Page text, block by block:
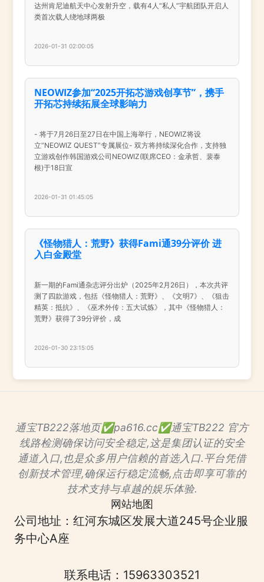
达州肯尼迪航天中心发射升空，载有4人“私人”宇航团队开启人
类首次载人绕地球两极
2026-01-31 02:00:05
NEOWIZ参加“2025开拓芯游戏创享节”，携手
开拓芯持续拓展全球影响力
- 将于7月26日至27日在中国上海举行，NEOWIZ将设
立“NEOWIZ QUEST”专属展位- 双方将持续深化合作，支持独
立游戏创作韩国游戏公司NEOWIZ(联席CEO：金承哲、裴泰
根)于18日宣
2026-01-31 01:45:05
《怪物猎人：荒野》获得Fami通39分评价 进
入白金殿堂
新一期的Fami通杂志评分出炉（2025年2月26日），本次共评
测了四款游戏，包括《怪物猎人：荒野》、《文明7》、《狙击
精英：抵抗》、《巫术外传：五大试炼》，其中《怪物猎人：
荒野》获得了39分评价，成
2026-01-30 23:15:05
通宝TB222落地页✅pa616.cc✅通宝TB222 官方
线路检测确保访问安全稳定,这是集团认证的安全
通道入口,也是众多用户信赖的首选入口.平台凭借
创新技术管理,确保运行稳定流畅,点击即享可靠的
技术支持与卓越的娱乐体验.
网站地图
公司地址：红河东城区发展大道245号企业服
务中心A座
联系电话：15963303521